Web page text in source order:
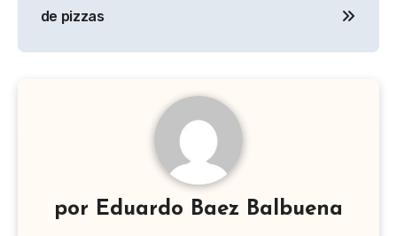
entradas
de pizzas
por Eduardo Baez Balbuena